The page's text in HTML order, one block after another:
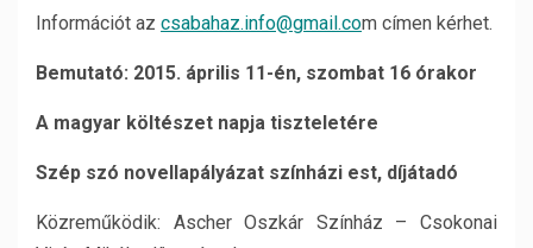
Információt az csabahaz.info@gmail.com címen kérhet.
Bemutató: 2015. április 11-én, szombat 16 órakor
A magyar költészet napja tiszteletére
Szép szó novellapályázat színházi est, díjátadó
Közreműködik: Ascher Oszkár Színház – Csokonai